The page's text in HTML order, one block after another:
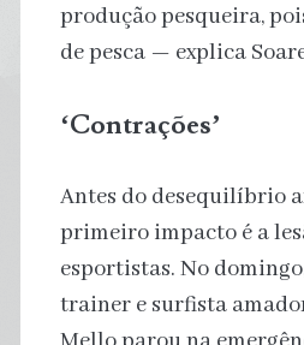
produção pesqueira,
de pesca — explica
‘Contrações’
Antes do desequilíbrio
primeiro impacto é a
esportistas. No
trainer e surfista